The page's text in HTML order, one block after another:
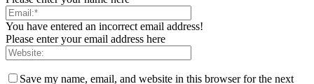
You have entered an incorrect email address!
Please enter your email address here
Save my name, email, and website in this browser for the next